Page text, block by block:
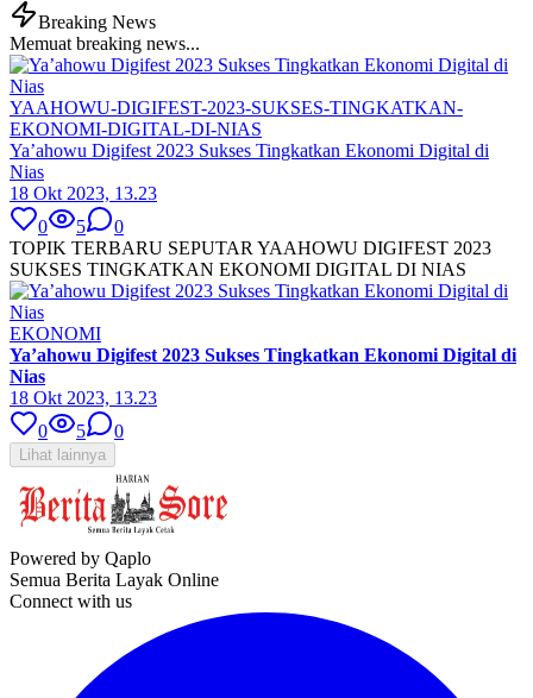
Breaking News
Memuat breaking news...
YAAHOWU-DIGIFEST-2023-SUKSES-TINGKATKAN-
EKONOMI-DIGITAL-DI-NIAS
Ya’ahowu Digifest 2023 Sukses Tingkatkan Ekonomi Digital di
Nias
18 Okt 2023, 13.23
0
5
0
TOPIK TERBARU SEPUTAR YAAHOWU DIGIFEST 2023
SUKSES TINGKATKAN EKONOMI DIGITAL DI NIAS
EKONOMI
Ya’ahowu Digifest 2023 Sukses Tingkatkan Ekonomi Digital di
Nias
18 Okt 2023, 13.23
0
5 0
Lihat lainnya
Powered by Qaplo
Semua Berita Layak Online
Connect with us